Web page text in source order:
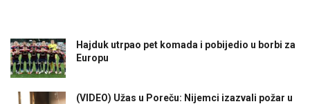
Hajduk utrpao pet komada i pobijedio u borbi za
Europu
(VIDEO) Užas u Poreču: Nijemci izazvali požar u